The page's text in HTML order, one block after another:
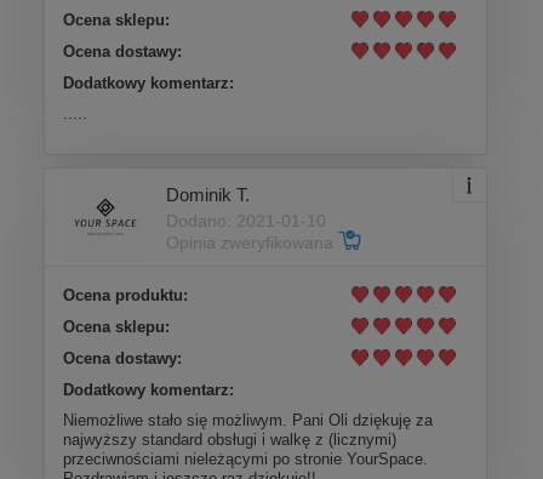
Ocena sklepu:
Ocena dostawy:
Dodatkowy komentarz:
.....
Dominik T.
Dodano: 2021-01-10
Opinia zweryfikowana
Ocena produktu:
Ocena sklepu:
Ocena dostawy:
Dodatkowy komentarz:
Niemożliwe stało się możliwym. Pani Oli dziękuję za
najwyższy standard obsługi i walkę z (licznymi)
przeciwnościami nieleżącymi po stronie YourSpace.